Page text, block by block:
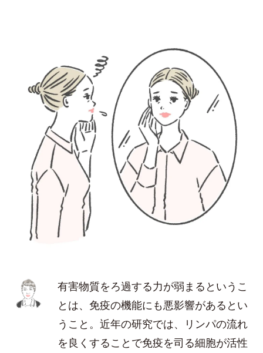
有害物質をろ過する力が弱まるというこ
とは、免疫の機能にも悪影響があるとい
うこと。近年の研究では、リンパの流れ
を良くすることで免疫を司る細胞が活性